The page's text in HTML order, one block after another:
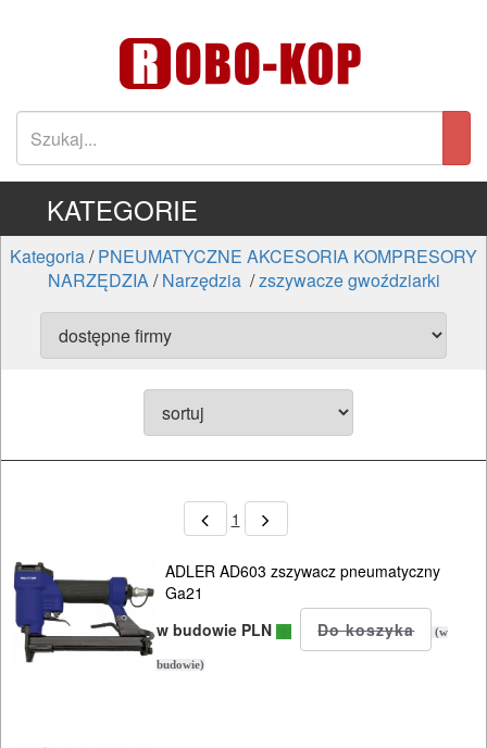
KATEGORIE
Kategoria/PNEUMATYCZNE AKCESORIA KOMPRESORY
NARZĘDZIA/Narzędzia /zszywacze gwoździarki
1
ADLER AD603 zszywacz pneumatyczny
Ga21
w budowie PLN
(w
budowie)